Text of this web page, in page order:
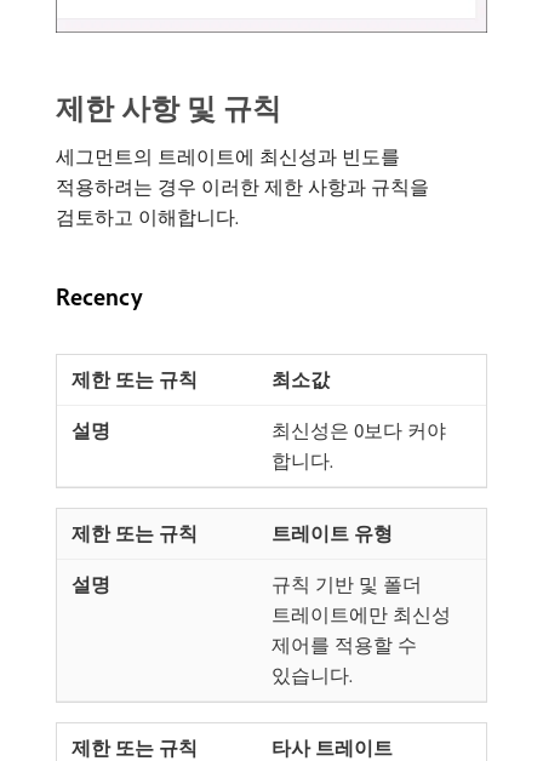
제한 사항 및 규칙
세그먼트의 트레이트에 최신성과 빈도를
적용하려는 경우 이러한 제한 사항과 규칙을
검토하고 이해합니다.
Recency
최소값
최신성은 0보다 커야
합니다.
트레이트 유형
규칙 기반 및 폴더
트레이트에만 최신성
제어를 적용할 수
있습니다.
타사 트레이트